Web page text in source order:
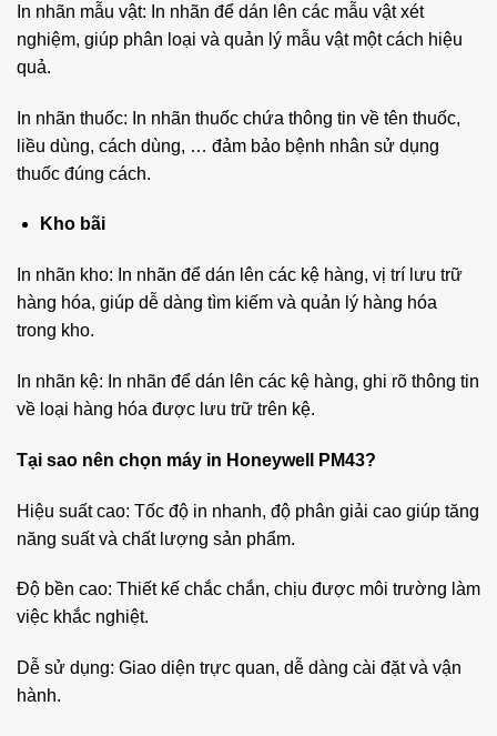
In nhãn mẫu vật: In nhãn để dán lên các mẫu vật xét
nghiệm, giúp phân loại và quản lý mẫu vật một cách hiệu
quả.
In nhãn thuốc: In nhãn thuốc chứa thông tin về tên thuốc,
liều dùng, cách dùng, … đảm bảo bệnh nhân sử dụng
thuốc đúng cách.
Kho bãi
In nhãn kho: In nhãn để dán lên các kệ hàng, vị trí lưu trữ
hàng hóa, giúp dễ dàng tìm kiếm và quản lý hàng hóa
trong kho.
In nhãn kệ: In nhãn để dán lên các kệ hàng, ghi rõ thông tin
về loại hàng hóa được lưu trữ trên kệ.
Tại sao nên chọn máy in Honeywell PM43?
Hiệu suất cao: Tốc độ in nhanh, độ phân giải cao giúp tăng
năng suất và chất lượng sản phẩm.
Độ bền cao: Thiết kế chắc chắn, chịu được môi trường làm
việc khắc nghiệt.
Dễ sử dụng: Giao diện trực quan, dễ dàng cài đặt và vận
hành.